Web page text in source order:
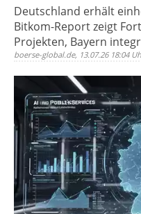
Deutschland erhält
Bitkom-Report zeigt
Projekten, Bayern
boerse-global.de, 13.07.26 18:04